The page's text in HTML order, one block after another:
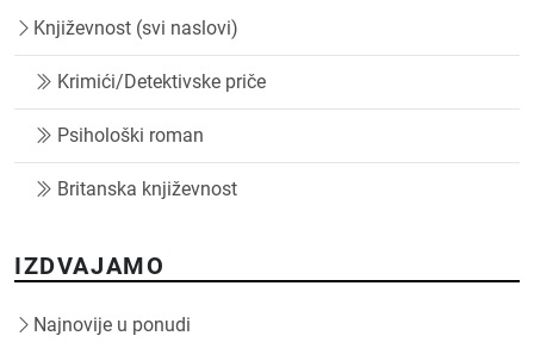
Književnost (svi naslovi)
Krimići/Detektivske priče
Psihološki roman
Britanska književnost
IZDVAJAMO
Najnovije u ponudi